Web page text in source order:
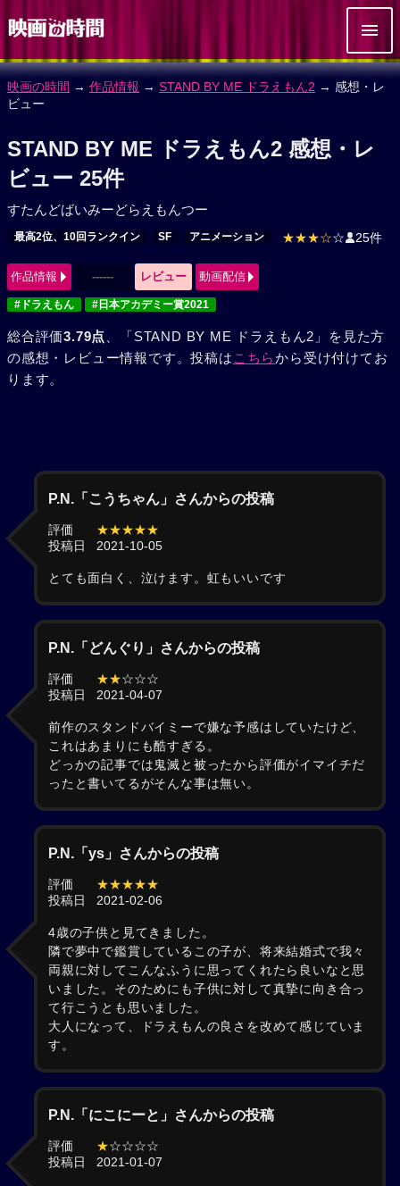
映画の時間 → 作品情報 → STAND BY ME ドラえもん2 → 感想・レ
ビュー
STAND BY ME ドラえもん2 感想・レ
ビュー 25件
すたんどばいみーどらえもんつー
最高2位、10回ランクイン SF アニメーション ★★★☆☆ 25件
作品情報 ------ レビュー 動画配信
#ドラえもん #日本アカデミー賞2021
総合評価3.79点 、「STAND BY ME ドラえもん2」を見た方
の感想・レビュー情報です。投稿は こちらから受け付けてお
ります。
P.N.「こうちゃん」さんからの投稿
評価
★★★★★
投稿日
2021-10-05
とても面白く、泣けます。虹もいいです
P.N.「どんぐり」さんからの投稿
評価 ★★☆☆☆
投稿日
2021-04-07
前作のスタンドバイミーで嫌な予感はしていたけど、
これはあまりにも酷すぎる。
どっかの記事では鬼滅と被ったから評価がイマイチだ
ったと書いてるがそんな事は無い。
P.N.「ys」さんからの投稿
評価
★★★★★
投稿日
2021-02-06
4歳の子供と見てきました。
隣で夢中で鑑賞しているこの子が、将来結婚式で我々
両親に対してこんなふうに思ってくれたら良いなと思
いました。そのためにも子供に対して真摯に向き合っ
て行こうとも思いました。
大人になって、ドラえもんの良さを改めて感じていま
す。
P.N.「にこにーと」さんからの投稿
評価 ★☆☆☆☆
投稿日
2021-01-07